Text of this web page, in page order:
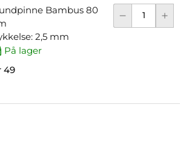
Bambus 80
2,5 mm
På lager
49